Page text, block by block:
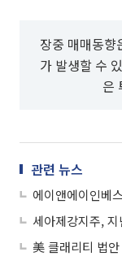
장중 매매동향
가 발생할 수
은
관련 뉴스
세아제강지주,